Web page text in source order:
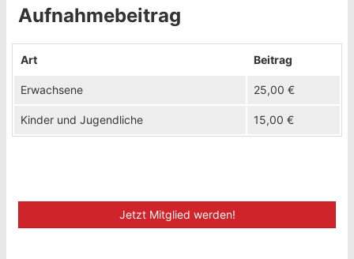
Aufnahmebeitrag
Art Beitrag
Erwachsene 25,00 €
Kinder und Jugendliche 15,00 €
Jetzt Mitglied werden!